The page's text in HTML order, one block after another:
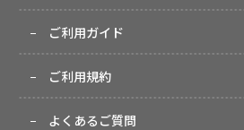
ご利用ガイド
ご利用規約
よくあるご質問